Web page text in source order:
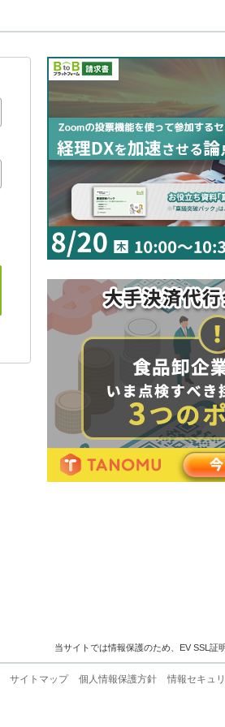
当サイトでは情報保護のため、EV SSL証
サイトマップ 個人情報保護方針 情報セキュ